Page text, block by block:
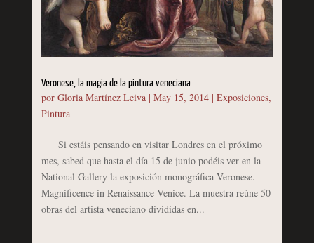
Veronese, la magia de la pintura veneciana
por Gloria Martínez Leiva| May 15, 2014| Exposiciones,
Pintura
Si estáis pensando en visitar Londres en el próximo
mes, sabed que hasta el día 15 de junio podéis ver en la
National Gallery la exposición monográfica Veronese.
Magnificence in Renaissance Venice. La muestra reúne 50
obras del artista veneciano divididas en...